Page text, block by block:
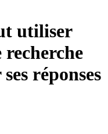
utiliser
réponses